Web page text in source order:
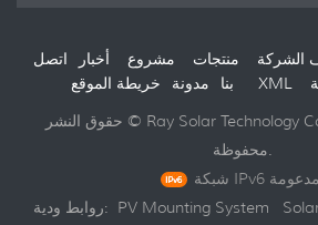
الشركة منتجات مشروع أخبار
اتصل
بنا
مدونة XML
حقوق النشر © Ray Solar Technology Co., Ltd. كل الحقوق
محفوظة.
شبكة IPv6 مدعومة
روابط ودية: PV Mounting System